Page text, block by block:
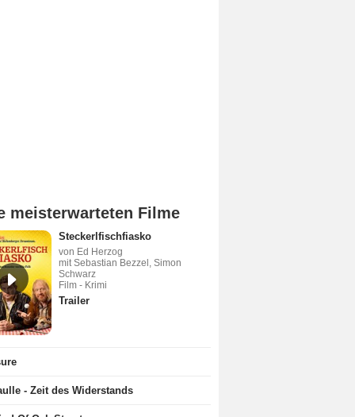
meisterwarteten Filme
Steckerlfischfiasko
von Ed Herzog
mit Sebastian Bezzel, Simon
Schwarz
Film - Krimi
Trailer
- Zeit des Widerstands